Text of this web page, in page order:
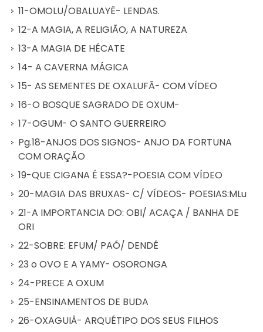
11-OMOLU/OBALUAYÊ- LENDAS.
12-A MAGIA, A RELIGIÃO, A NATUREZA
13-A MAGIA DE HÉCATE
14- A CAVERNA MÁGICA
15- AS SEMENTES DE OXALUFÃ- COM VÍDEO
16-O BOSQUE SAGRADO DE OXUM-
17-OGUM- O SANTO GUERREIRO
Pg.18-ANJOS DOS SIGNOS- ANJO DA FORTUNA
COM ORAÇÃO
19-QUE CIGANA É ESSA?-POESIA COM VÍDEO
20-MAGIA DAS BRUXAS- C/ VÍDEOS- POESIAS:MLu
21-A IMPORTANCIA DO: OBI/ ACAÇA / BANHA DE
ORI
22-SOBRE: EFUM/ PAÓ/ DENDÊ
23 o OVO E A YAMY- OSORONGA
24-PRECE A OXUM
25-ENSINAMENTOS DE BUDA
26-OXAGUIÂ- ARQUÉTIPO DOS SEUS FILHOS